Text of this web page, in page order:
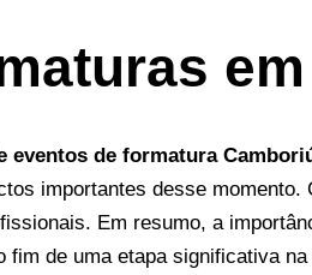
eventos de formatura
importantes desse
Em resumo, a
de uma etapa significativa